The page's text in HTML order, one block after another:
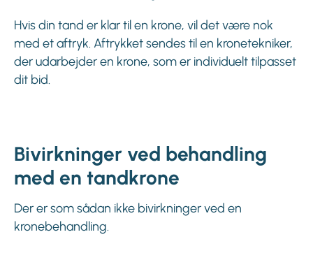
Hvis din tand er klar til en krone, vil det være nok
med et aftryk. Aftrykket sendes til en kronetekniker,
der udarbejder en krone, som er individuelt tilpasset
dit bid.
Bivirkninger ved behandling
med en tandkrone
Der er som sådan ikke bivirkninger ved en
kronebehandling.